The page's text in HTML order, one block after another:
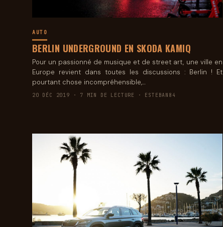
AUTO
BERLIN UNDERGROUND EN SKODA KAMIQ
Pour un passionné de musique et de street art, une ville en
Europe revient dans toutes les discussions : Berlin ! Et
pourtant chose incompréhensible,…
20 DÉC 2019 · 7 MIN DE LECTURE · ESTEBAN84